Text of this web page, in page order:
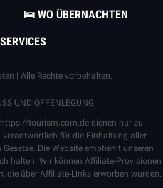
🛌 WO ÜBERNACHTEN
| Alle Rechte vorbehalten.
UND OFFENLEGUNG
https://tourism.com.dedienen nur zu
für die Einhaltung aller
Die Website empfiehlt unseren
halten. Wir können Affiliate-Provisionen
die über Affiliate-Links erworben wurden.